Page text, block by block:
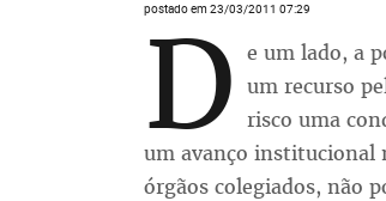
postado em 23/03/2011 07:29
D e um lado, a
um recurso
risco uma
um avanço institucional
órgãos colegiados, não